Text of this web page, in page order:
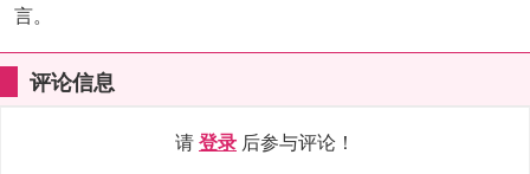
言。
评论信息
请登录 后参与评论！